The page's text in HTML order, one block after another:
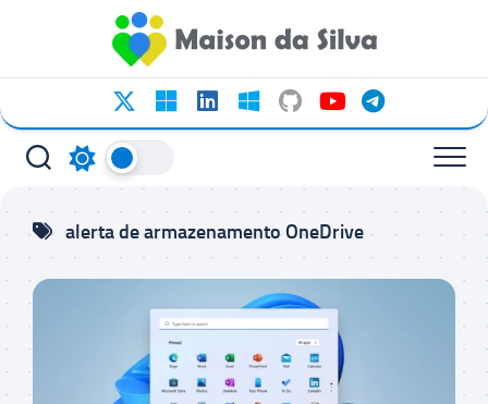
conteúdo
alerta de armazenamento OneDrive